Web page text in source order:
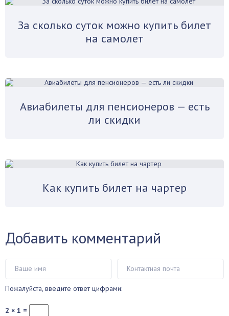
За сколько суток можно купить билет
на самолет
Авиабилеты для пенсионеров — есть
ли скидки
Как купить билет на чартер
Добавить комментарий
Пожалуйста, введите ответ цифрами:
2 × 1 =